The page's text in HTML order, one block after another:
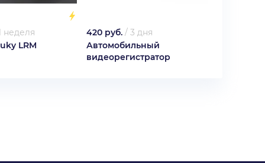
неделя
LRM
420 руб. / 3 дня
Автомобильный
видеорегистратор